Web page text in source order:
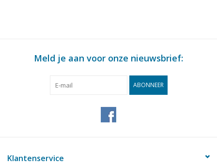
Meld je aan voor onze nieuwsbrief:
ABONNEER
Klantenservice